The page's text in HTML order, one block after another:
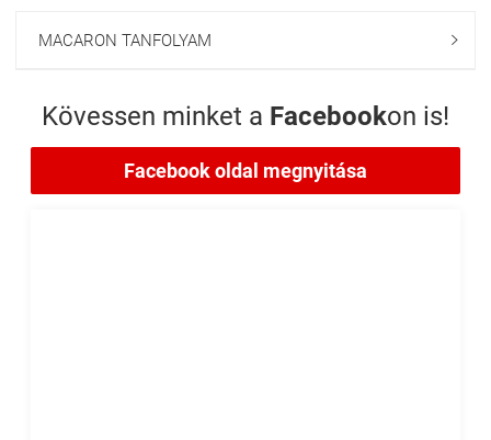
MACARON TANFOLYAM 
Kövessen minket a Facebookon is!
Facebook oldal megnyitása